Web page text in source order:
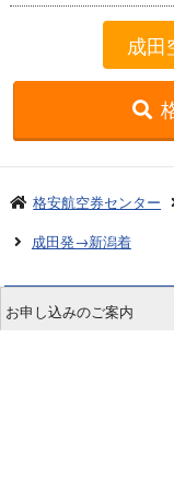
成田
格安航空券センター
成田発→新潟着
お申し込みのご案内